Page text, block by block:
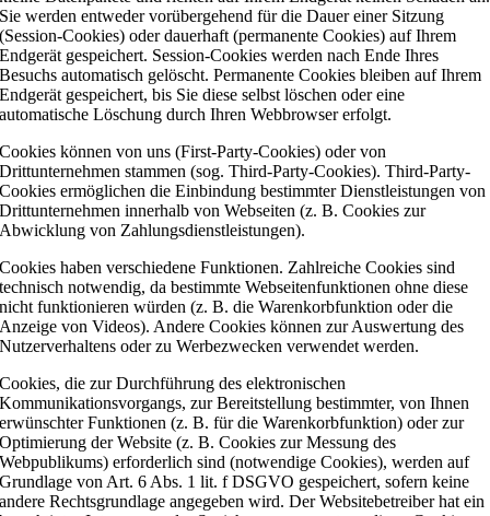
Sie werden entweder vorübergehend für die Dauer einer Sitzung
(Session-Cookies) oder dauerhaft (permanente Cookies) auf Ihrem
Endgerät gespeichert. Session-Cookies werden nach Ende Ihres
Besuchs automatisch gelöscht. Permanente Cookies bleiben auf Ihrem
Endgerät gespeichert, bis Sie diese selbst löschen oder eine
automatische Löschung durch Ihren Webbrowser erfolgt.
Cookies können von uns (First-Party-Cookies) oder von
Drittunternehmen stammen (sog. Third-Party-Cookies). Third-Party-
Cookies ermöglichen die Einbindung bestimmter Dienstleistungen von
Drittunternehmen innerhalb von Webseiten (z. B. Cookies zur
Abwicklung von Zahlungsdienstleistungen).
Cookies haben verschiedene Funktionen. Zahlreiche Cookies sind
technisch notwendig, da bestimmte Webseitenfunktionen ohne diese
nicht funktionieren würden (z. B. die Warenkorbfunktion oder die
Anzeige von Videos). Andere Cookies können zur Auswertung des
Nutzerverhaltens oder zu Werbezwecken verwendet werden.
Cookies, die zur Durchführung des elektronischen
Kommunikationsvorgangs, zur Bereitstellung bestimmter, von Ihnen
erwünschter Funktionen (z. B. für die Warenkorbfunktion) oder zur
Optimierung der Website (z. B. Cookies zur Messung des
Webpublikums) erforderlich sind (notwendige Cookies), werden auf
Grundlage von Art. 6 Abs. 1 lit. f DSGVO gespeichert, sofern keine
andere Rechtsgrundlage angegeben wird. Der Websitebetreiber hat ein